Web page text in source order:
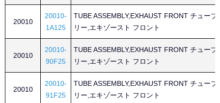
20010
20010-
1A125
TUBE ASSEMBLY,EXHAUST FRONT チュー
リー,エキゾースト フロント
20010
20010-
90F25
TUBE ASSEMBLY,EXHAUST FRONT チュー
リー,エキゾースト フロント
20010
20010-
91F25
TUBE ASSEMBLY,EXHAUST FRONT チュー
リー,エキゾースト フロント